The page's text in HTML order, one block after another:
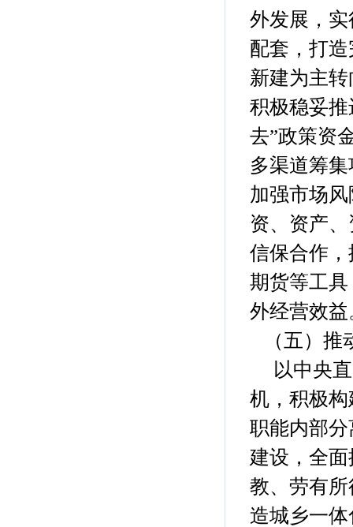
外发展，
配套，打
新建为主
积极稳妥
去”政策资
多渠道筹
加强市场
资、资产
信保合作
期货等工
外经营效益
（五）推
以中央直
机，积极
职能内部
建设，全
教、劳有
造城乡一